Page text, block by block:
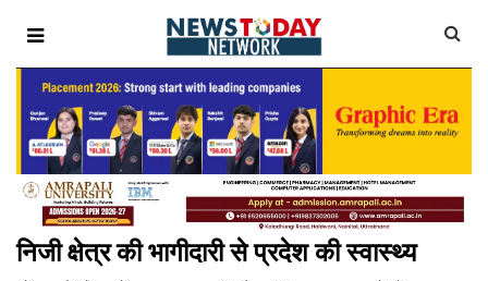
निजी क्षेत्र की भागीदारी से प्रदेश की स्वास्थ्य